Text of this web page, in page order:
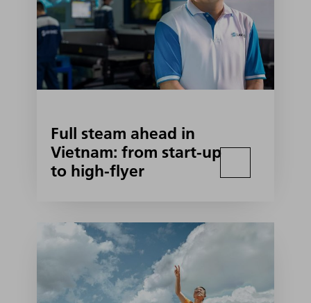
Full steam ahead in
Vietnam: from start-up
to high-flyer